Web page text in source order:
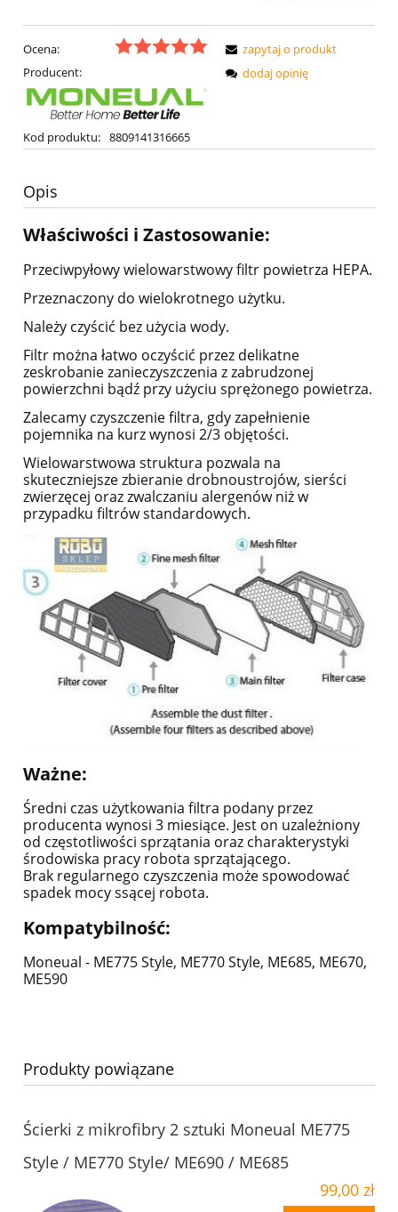
Ocena:
Producent:
Kod produktu: 8809141316665
zapytaj o produkt
dodaj opinię
Opis
Właściwości i Zastosowanie:
Przeciwpyłowy wielowarstwowy filtr powietrza HEPA.
Przeznaczony do wielokrotnego użytku.
Należy czyścić bez użycia wody.
Filtr można łatwo oczyścić przez delikatne
zeskrobanie zanieczyszczenia z zabrudzonej
powierzchni bądź przy użyciu sprężonego powietrza.
Zalecamy czyszczenie filtra, gdy zapełnienie
pojemnika na kurz wynosi 2/3 objętości.
Wielowarstwowa struktura pozwala na
skuteczniejsze zbieranie drobnoustrojów, sierści
zwierzęcej oraz zwalczaniu alergenów niż w
przypadku filtrów standardowych.
Ważne:
Średni czas użytkowania filtra podany przez
producenta wynosi 3 miesiące. Jest on uzależniony
od częstotliwości sprzątania oraz charakterystyki
środowiska pracy robota sprzątającego.
Brak regularnego czyszczenia może spowodować
spadek mocy ssącej robota.
Kompatybilność:
Moneual - ME775 Style, ME770 Style, ME685, ME670,
ME590
Produkty powiązane
Ścierki z mikrofibry 2 sztuki Moneual ME775
Style / ME770 Style/ ME690 / ME685
99,00 zł